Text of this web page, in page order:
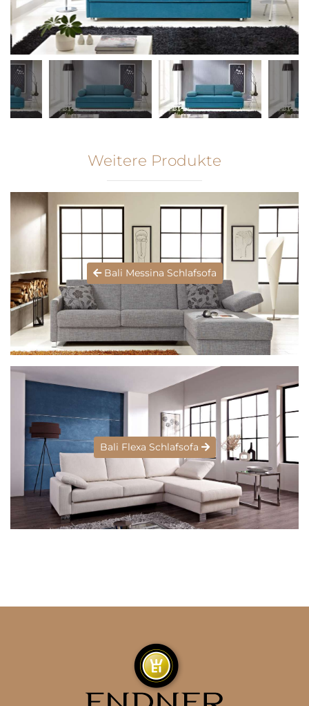
Weitere Produkte
Bali Messina Schlafsofa
Bali Flexa Schlafsofa